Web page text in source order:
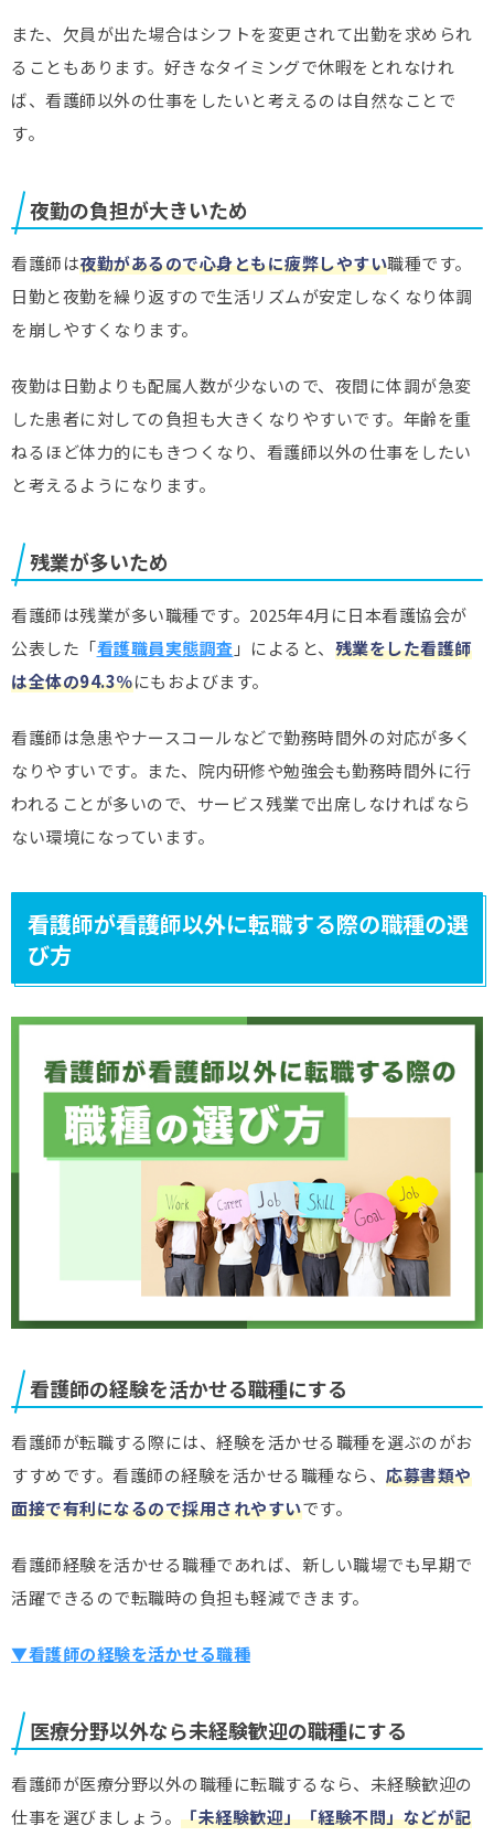
また、欠員が出た場合はシフトを変更されて出勤を求められ
ることもあります。好きなタイミングで休暇をとれなけれ
ば、看護師以外の仕事をしたいと考えるのは自然なことで
す。
夜勤の負担が大きいため
看護師は夜勤があるので心身ともに疲弊しやすい職種です。
日勤と夜勤を繰り返すので生活リズムが安定しなくなり体調
を崩しやすくなります。
夜勤は日勤よりも配属人数が少ないので、夜間に体調が急変
した患者に対しての負担も大きくなりやすいです。年齢を重
ねるほど体力的にもきつくなり、看護師以外の仕事をしたい
と考えるようになります。
残業が多いため
看護師は残業が多い職種です。2025年4月に日本看護協会が
公表した「看護職員実態調査 」によると、 残業をした看護師
は全体の94.3％にもおよびます。
看護師は急患やナースコールなどで勤務時間外の対応が多く
なりやすいです。また、院内研修や勉強会も勤務時間外に行
われることが多いので、サービス残業で出席しなければなら
ない環境になっています。
看護師が看護師以外に転職する際の職種の選
び方
看護師の経験を活かせる職種にする
看護師が転職する際には、経験を活かせる職種を選ぶのがお
すすめです。看護師の経験を活かせる職種なら、 応募書類や
面接で有利になるので採用されやすいです。
看護師経験を活かせる職種であれば、新しい職場でも早期で
活躍できるので転職時の負担も軽減できます。
▼看護師の経験を活かせる職種
医療分野以外なら未経験歓迎の職種にする
看護師が医療分野以外の職種に転職するなら、未経験歓迎の
仕事を選びましょう。 「未経験歓迎」「経験不問」などが記